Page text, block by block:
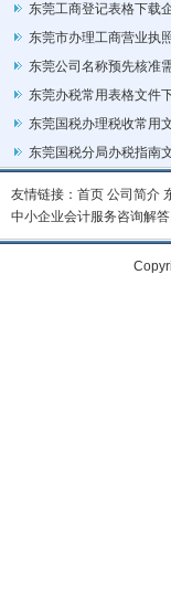
东莞工商登记表格下载
东莞市办理工商营业执
东莞公司名称预先核准
东莞办税常用表格文件
东莞国税办理税收常用
东莞国税分局办税指南
友情链接： 首页 公司简介
中小企业会计服务咨询解答